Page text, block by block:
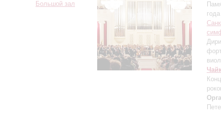
Большой зал
года